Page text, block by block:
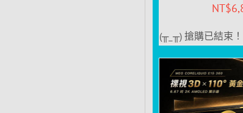
NT$
(╥_╥) 搶購已結束！